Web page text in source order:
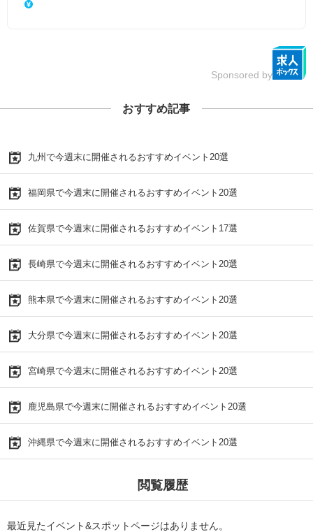
Sponsored by
おすすめ記事
九州で今週末に開催されるおすすめイベント20選
福岡県で今週末に開催されるおすすめイベント20選
佐賀県で今週末に開催されるおすすめイベント17選
長崎県で今週末に開催されるおすすめイベント20選
熊本県で今週末に開催されるおすすめイベント20選
大分県で今週末に開催されるおすすめイベント20選
宮崎県で今週末に開催されるおすすめイベント20選
鹿児島県で今週末に開催されるおすすめイベント20選
沖縄県で今週末に開催されるおすすめイベント20選
閲覧履歴
最近見たイベント&スポットページはありません。